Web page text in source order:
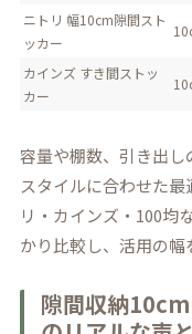
ニトリ 幅10cm隙間スト
ッカー
カインズ すき間ストッ
カー
容量や棚数、引き出し
スタイルに合わせた
リ・カインズ・100均
かり比較し、活用の幅
隙間収納